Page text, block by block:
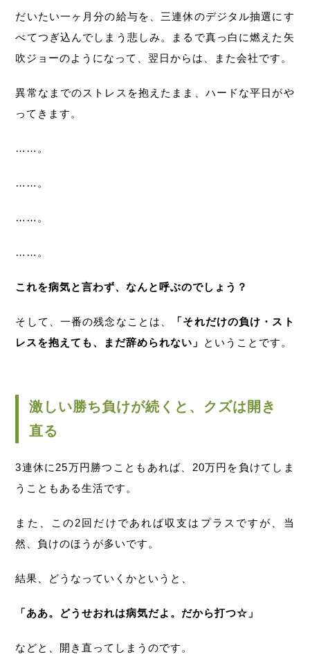
だいたい一ヶ月分の給与を、三連休のデジタル抽選にす
べてつぎ込んでしまう悲しみ。まるで真っ白に燃えた矢
吹ジョーのようになって、翌日からは、また会社です。
異常なまでのストレスを抱えたまま、ハードな平日がや
ってきます。
……。
……。
……。
……。
これを病気と言わず、なんと呼ぶのでしょう？
そして、一番の残念なことは、
「それだけの負け・スト
レスを抱えても、まだ辞められない」 ということです。
激しい勝ち負けが続くと、クズは開き
直る
3連休に25万円勝つこともあれば、20万円を負けてしま
うこともある生活です。
また、この2回だけであれば収支はプラスですが、当
然、負けのほうが多いです。
結果、どうなっていくかというと、
「ああ。どうせおれは病気だよ。だから打つ☆」
などと、開き直ってしまうのです。